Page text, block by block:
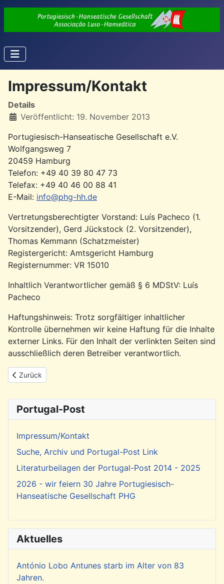
Impressum/Kontakt
Details
Veröffentlicht: 19. November 2013
Portugiesisch-Hanseatische Gesellschaft e.V.
Wolfgangsweg 7
20459 Hamburg
Telefon: +49 40 39 80 47 73
Telefax: +49 40 46 00 88 41
E-Mail: info@phg-hh.de
Vertretungsberechtigter Vorstand: Luís Pacheco (1.
Vorsitzender), Gerd Jückstock (2. Vorsitzender),
Thomas Kemmann (Schatzmeister)
Registergericht: Amtsgericht Hamburg
Registernummer: VR 15010
Inhaltlich Verantwortlicher gemäß § 6 MDStV: Luís
Pacheco
Haftungshinweis: Trotz sorgfältiger inhaltlicher
Kontrolle übernehmen wir keine Haftung für die Inhalte
externer Links. Für den Inhalt der verlinkten Seiten sind
ausschließlich deren Betreiber verantwortlich.
Vorheriger Beitrag: Suche, Archiv und Portugal-Post Link
Zurück
Portugal-Post
Impressum/Kontakt
Suche, Archiv und Portugal-Post Link
Literaturbeilagen der Portugal-Post 2014 - 2025
2026 - wir feiern 30 Jahre Portugiesisch-
Hanseatische Gesellschaft PHG
Aktuelles
António Lobo Antunes starb im Alter von 83
Jahren.